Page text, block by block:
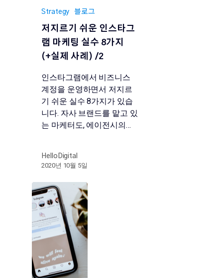
Strategy 블로그
저지르기 쉬운 인스타그
램 마케팅 실수 8가지
(+실제 사례) /2
인스타그램에서 비즈니스
계정을 운영하면서 저지르
기 쉬운 실수 8가지가 있습
니다. 자사 브랜드를 맡고 있
는 마케터도, 에이전시의…
HelloDigital
2020년 10월 5일